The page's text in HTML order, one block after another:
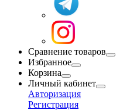
Сравнение товаров
Избранное
Корзина
Личный кабинет
Авторизация
Регистрация